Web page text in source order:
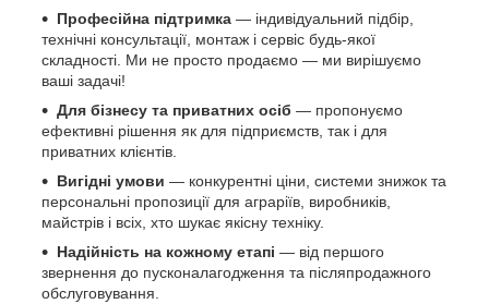
Професійна підтримка — індивідуальний підбір,
технічні консультації, монтаж і сервіс будь-якої
складності. Ми не просто продаємо — ми вирішуємо
ваші задачі!
Для бізнесу та приватних осіб — пропонуємо
ефективні рішення як для підприємств, так і для
приватних клієнтів.
Вигідні умови — конкурентні ціни, системи знижок та
персональні пропозиції для аграріїв, виробників,
майстрів і всіх, хто шукає якісну техніку.
Надійність на кожному етапі — від першого
звернення до пусконалагодження та післяпродажного
обслуговування.